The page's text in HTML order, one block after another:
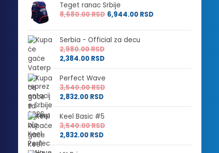
Teget ranac Srbije
8,680.00RSD 6,944.00 RSD
Serbia - Official za decu
2,980.00RSD
2,384.00 RSD
Perfect Wave
3,540.00RSD
2,832.00 RSD
Keel Basic #5
3,540.00RSD
2,832.00 RSD